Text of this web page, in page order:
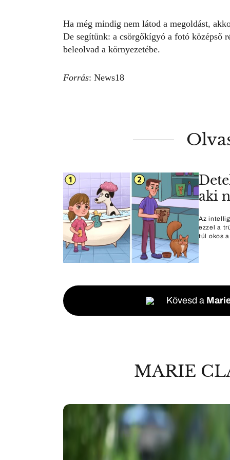
Ha még mindig nem látod a megoldást,
De segítünk: a csörgőkígyó a fotó középső
beleolvad a környezetébe.
Forrás: News18
aki
Az
ezzel a
túl okos
Kövesd a
MARIE